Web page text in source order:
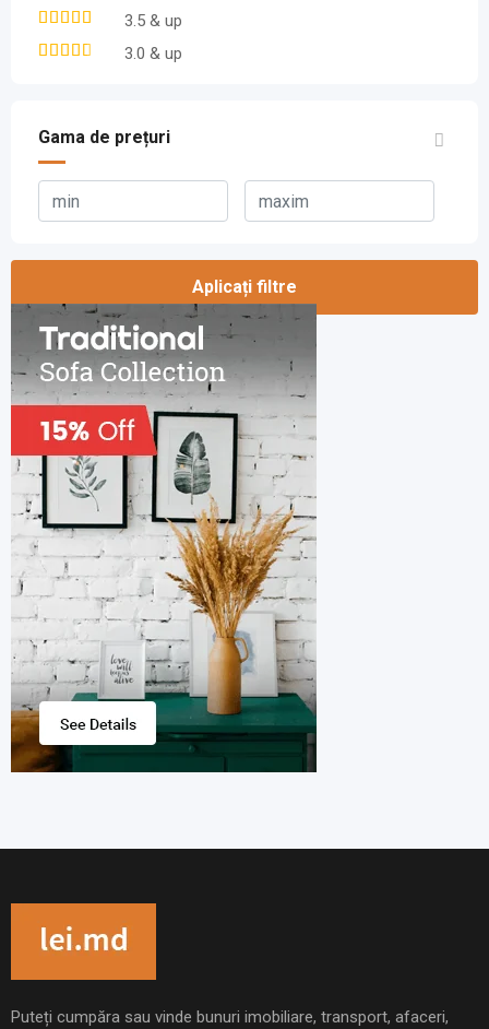
3.5 & up
3.0 & up
Gama de prețuri
Aplicați filtre
Puteți cumpăra sau vinde bunuri imobiliare, transport, afaceri,